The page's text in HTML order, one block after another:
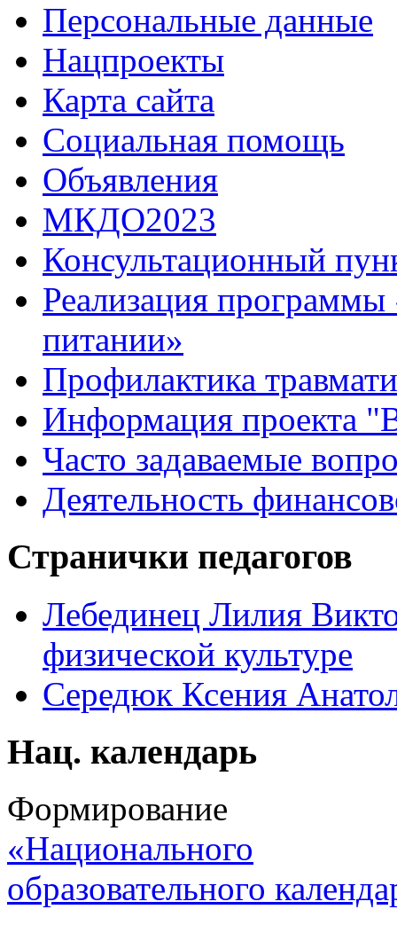
Персональные данные
Нацпроекты
Карта сайта
Социальная помощь
Объявления
МКДО2023
Консультационный
Реализация программы
питании»
Профилактика
Информация проекта
Часто задаваемые
Деятельность
Странички педагогов
Лебединец Лилия
физической культуре
Середюк Ксения
Нац. календарь
Формирование
«Национального
образовательного